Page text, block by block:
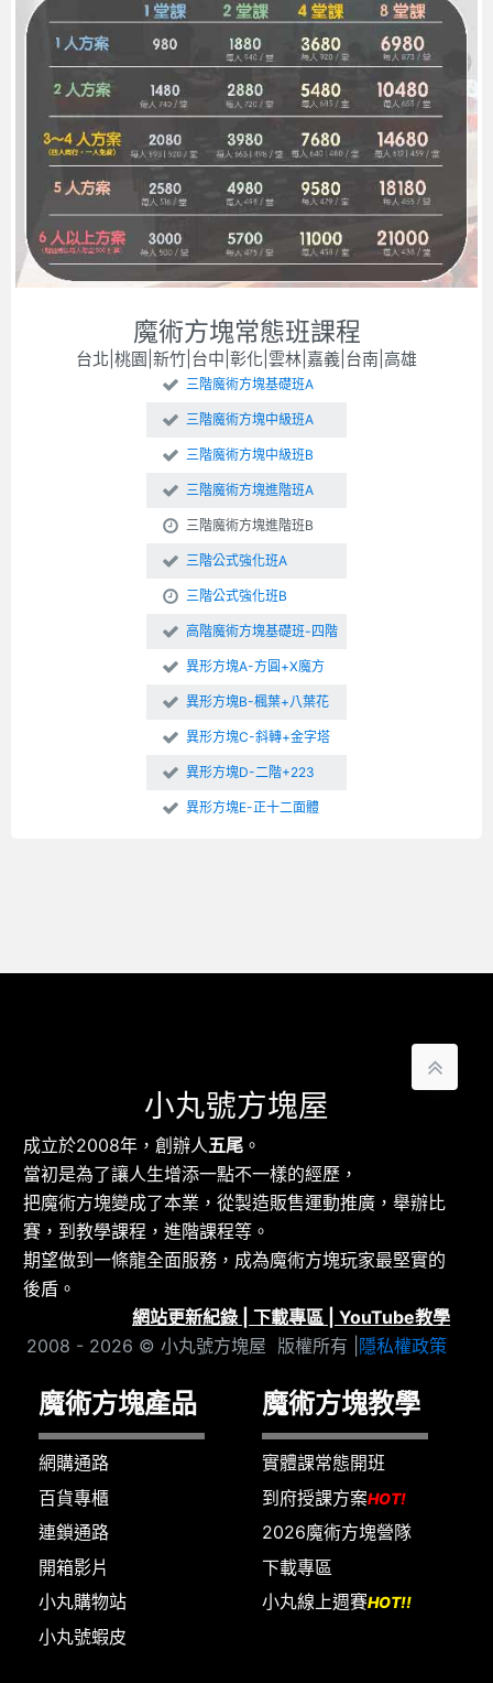
魔術方塊常態班課程
台北|桃園|新竹|台中|彰化|雲林|嘉義|台南|高雄
三階魔術方塊基礎班A
三階魔術方塊中級班A
三階魔術方塊中級班B
三階魔術方塊進階班A
三階魔術方塊進階班B
三階公式強化班A
三階公式強化班B
高階魔術方塊基礎班-四階
異形方塊A-方圓+X魔方
異形方塊B-楓葉+八葉花
異形方塊C-斜轉+金字塔
異形方塊D-二階+223
異形方塊E-正十二面體
小丸號方塊屋
成立於2008年，創辦人五尾 。
當初是為了讓人生增添一點不一樣的經歷，
把魔術方塊變成了本業，從製造販售運動推廣，舉辦比
賽，到教學課程，進階課程等。
期望做到一條龍全面服務，成為魔術方塊玩家最堅實的
後盾。
網站更新紀錄
下載專區
YouTube教學
2008 - 2026 © 小丸號方塊屋 版權所有 | 隱私權政策
魔術方塊產品
網購通路
百貨專櫃
連鎖通路
開箱影片
小丸購物站
小丸號蝦皮
魔術方塊教學
實體課常態開班
到府授課方案HOT!
2026魔術方塊營隊
下載專區
小丸線上週賽HOT!!